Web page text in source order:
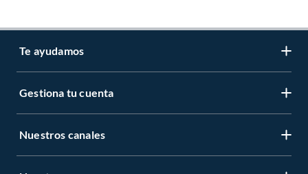
Te ayudamos
LIbro de reclamaciones
Gestiona tu cuenta
Mi cuenta
Nuestros canales